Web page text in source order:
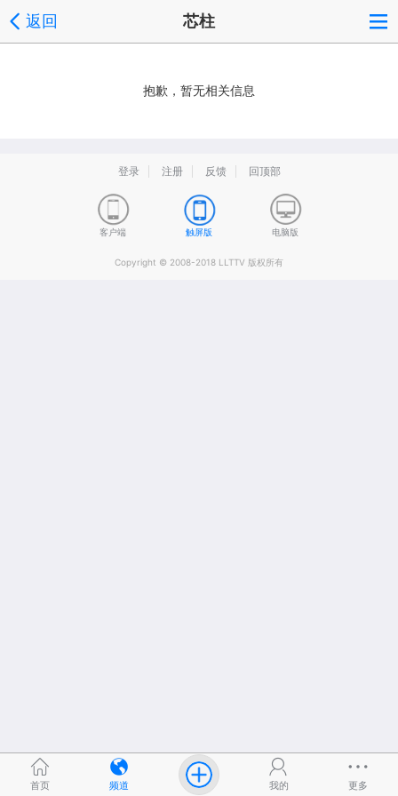
返回 芯柱
抱歉，暂无相关信息
登录 注册 反馈 回顶部
客户端 触屏版 电脑版
Copyright © 2008-2018 LLTTV 版权所有
首页 频道 我的 更多